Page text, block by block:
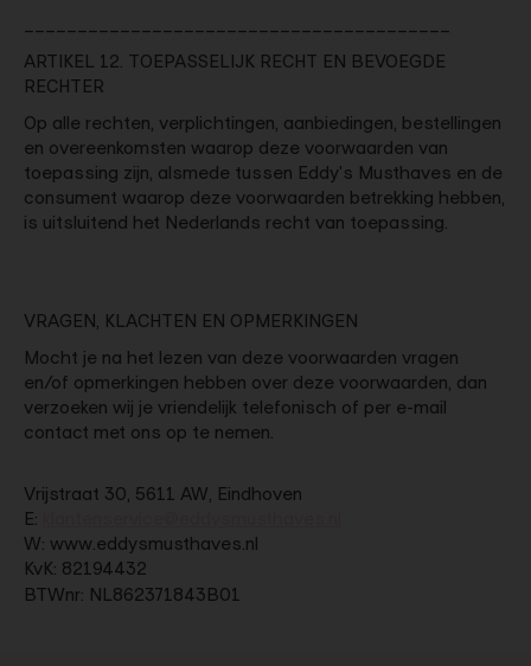
ARTIKEL 12. TOEPASSELIJK RECHT EN BEVOEGDE
RECHTER
Op alle rechten, verplichtingen, aanbiedingen, bestellingen
en overeenkomsten waarop deze voorwaarden van
toepassing zijn, alsmede tussen Eddy's Musthaves en de
consument waarop deze voorwaarden betrekking hebben,
is uitsluitend het Nederlands recht van toepassing.
VRAGEN, KLACHTEN EN OPMERKINGEN
Mocht je na het lezen van deze voorwaarden vragen
en/of opmerkingen hebben over deze voorwaarden, dan
verzoeken wij je vriendelijk telefonisch of per e-mail
contact met ons op te nemen.
Vrijstraat 30, 5611 AW, Eindhoven
E:
W: www.eddysmusthaves.nl
KvK: 82194432
BTWnr: NL862371843B01